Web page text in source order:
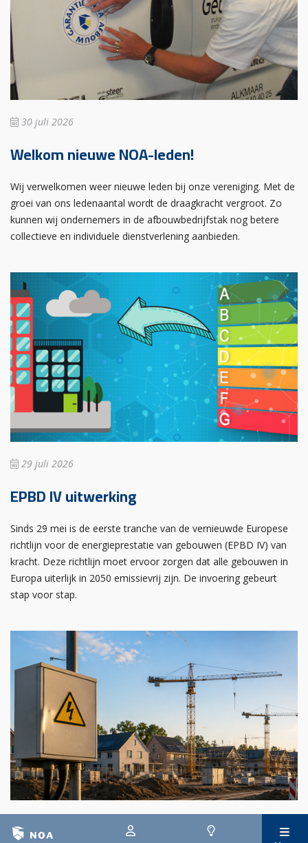
30 juli 2026
Welkom nieuwe NOA-leden!
Wij verwelkomen weer nieuwe leden bij onze vereniging. Met de
groei van ons ledenaantal wordt de draagkracht vergroot. Zo
kunnen wij ondernemers in de afbouwbedrijfstak nog betere
collectieve en individuele dienstverlening aanbieden.
29 juli 2026
EPBD IV uitwerking
Sinds 29 mei is de eerste tranche van de vernieuwde Europese
richtlijn voor de energieprestatie van gebouwen (EPBD IV) van
kracht. Deze richtlijn moet ervoor zorgen dat alle gebouwen in
Europa uiterlijk in 2050 emissievrij zijn. De invoering gebeurt
stap voor stap.